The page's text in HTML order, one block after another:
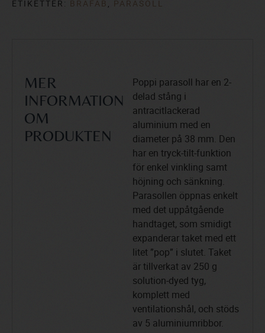
ETIKETTER: BRAFAB , PARASOLL
MER
INFORMATION
OM
PRODUKTEN
Poppi parasoll har en 2-
delad stång i
antracitlackerad
aluminium med en
diameter på 38 mm. Den
har en tryck-tilt-funktion
för enkel vinkling samt
höjning och sänkning.
Parasollen öppnas enkelt
med det uppåtgående
handtaget, som smidigt
expanderar taket med ett
litet ”pop” i slutet. Taket
är tillverkat av 250 g
solution-dyed tyg,
komplett med
ventilationshål, och stöds
av 5 aluminiumribbor.